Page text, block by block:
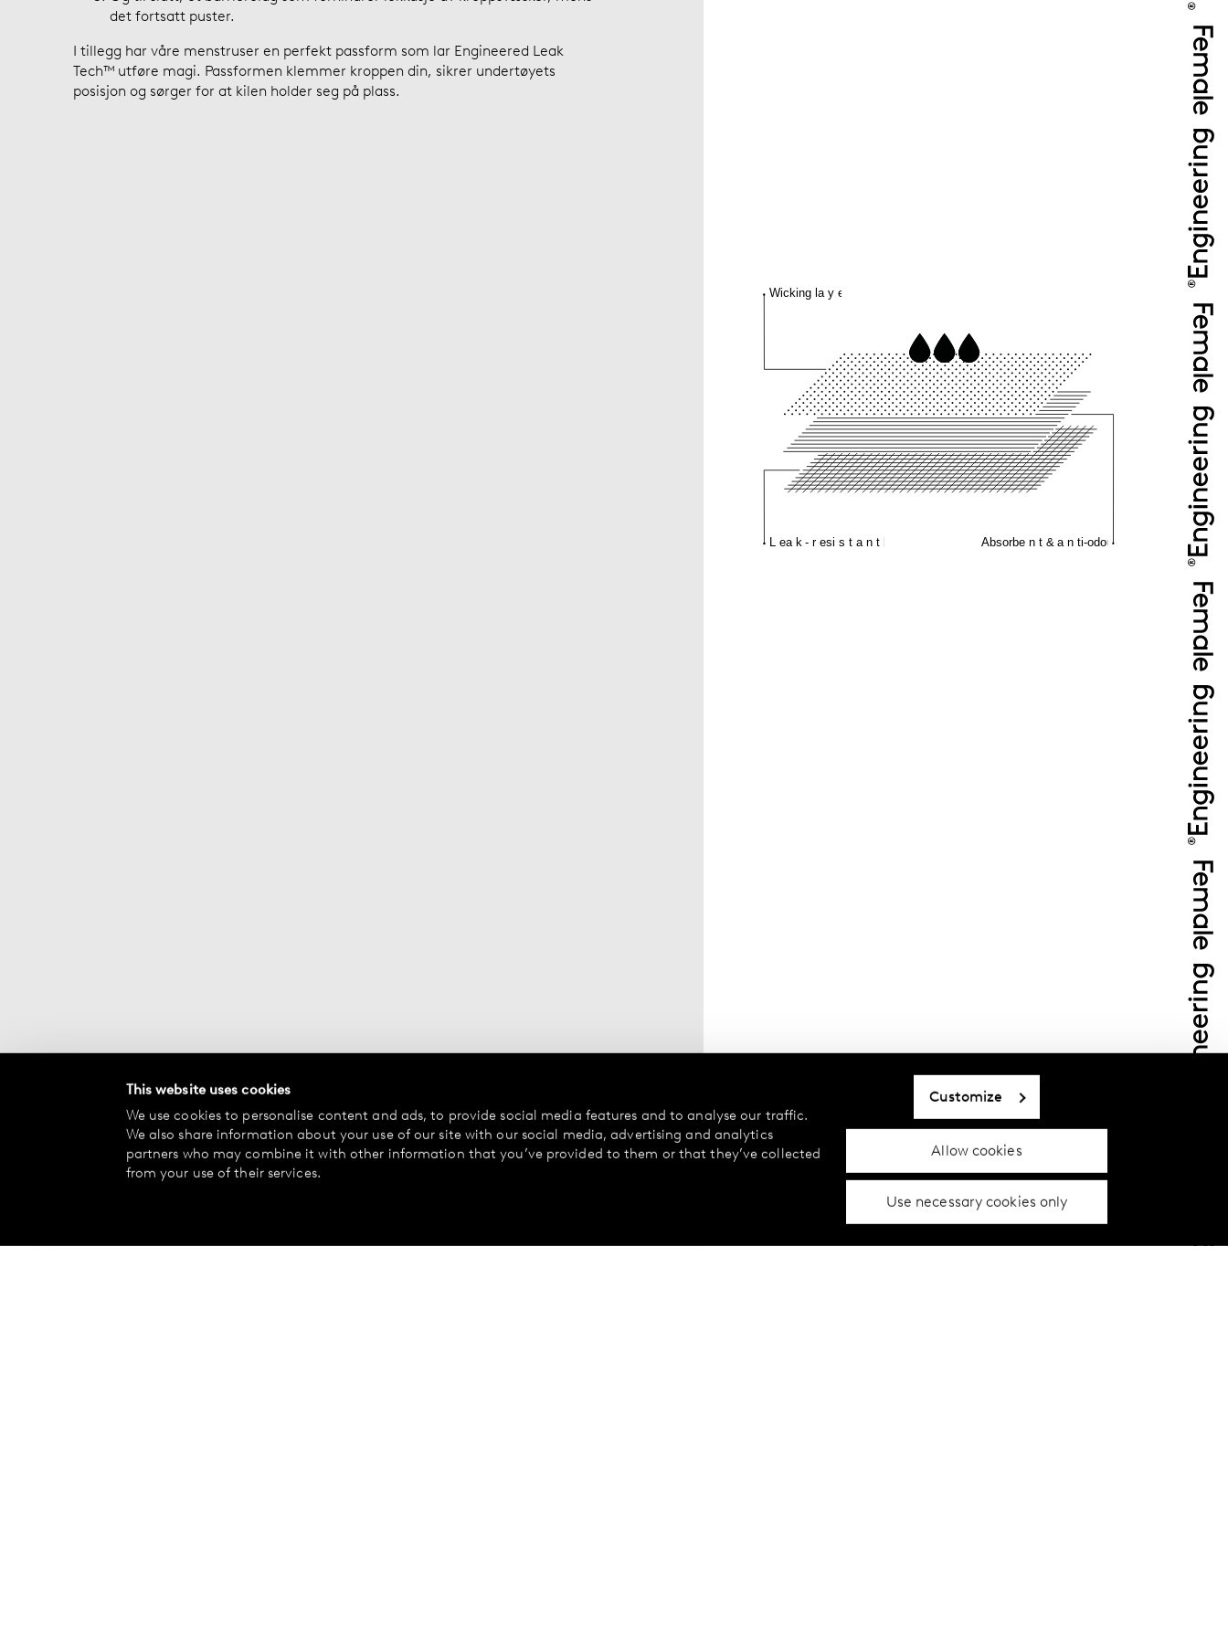
This website uses cookies
We use cookies to personalise content and ads, to provide social media features and to analyse our traffic.
We also share information about your use of our site with our social media, advertising and analytics
partners who may combine it with other information that you’ve provided to them or that they’ve collected
from your use of their services.
Allow cookies
Customize
Use necessary cookies only
det fortsatt puster.
I tillegg har våre menstruser en perfekt passform som lar Engineered Leak
Tech™ utføre magi. Passformen klemmer kroppen din, sikrer undertøyets
posisjon og sørger for at kilen holder seg på plass.